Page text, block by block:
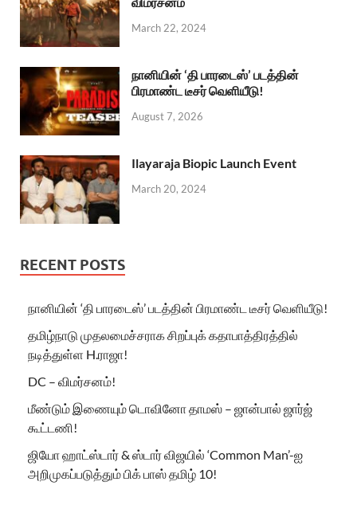
March 22, 2024
நானியின் ‘தி பாரடைஸ்’ படத்தின்
பிரமாண்ட டீசர் வெளியீடு!
August 7, 2026
Ilayaraja Biopic Launch Event
March 20, 2024
RECENT POSTS
நானியின் ‘தி பாரடைஸ்’ படத்தின் பிரமாண்ட டீசர் வெளியீடு!
தமிழ்நாடு முதலமைச்சராக சிறப்புக் கதாபாத்திரத்தில்
நடித்துள்ள H.ராஜா!
DC – விமர்சனம்!
மீண்டும் இணையும் டொவினோ தாமஸ் – ஜான்பால் ஜார்ஜ்
கூட்டணி!
ஜியோ ஹாட்ஸ்டார் & ஸ்டார் விஜயில் ‘Common Man’-ஐ
அறிமுகப்படுத்தும் பிக் பாஸ் தமிழ் 10!